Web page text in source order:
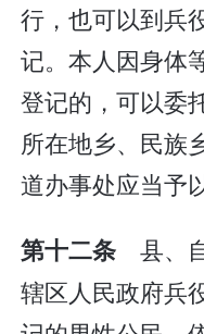
行，也可以到兵
记。本人因身体
登记的，可以委
所在地乡、民族
道办事处应当予
第十二条 县、
辖区人民政府兵